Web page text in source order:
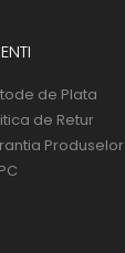
de Plata
de Retur
Produselor